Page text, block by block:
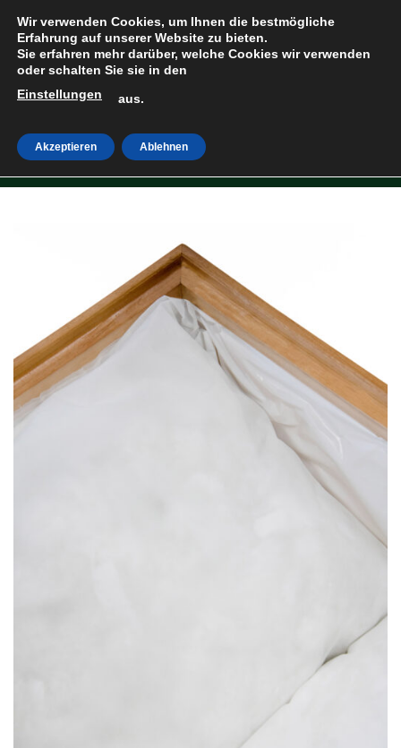
Inhalt
springen
HOME
Wir verwenden Cookies, um Ihnen die bestmögliche
Erfahrung auf unserer Website zu bieten.
Sie erfahren mehr darüber, welche Cookies wir verwenden
oder schalten Sie sie in den
Einstellungen
aus.
Akzeptieren Ablehnen